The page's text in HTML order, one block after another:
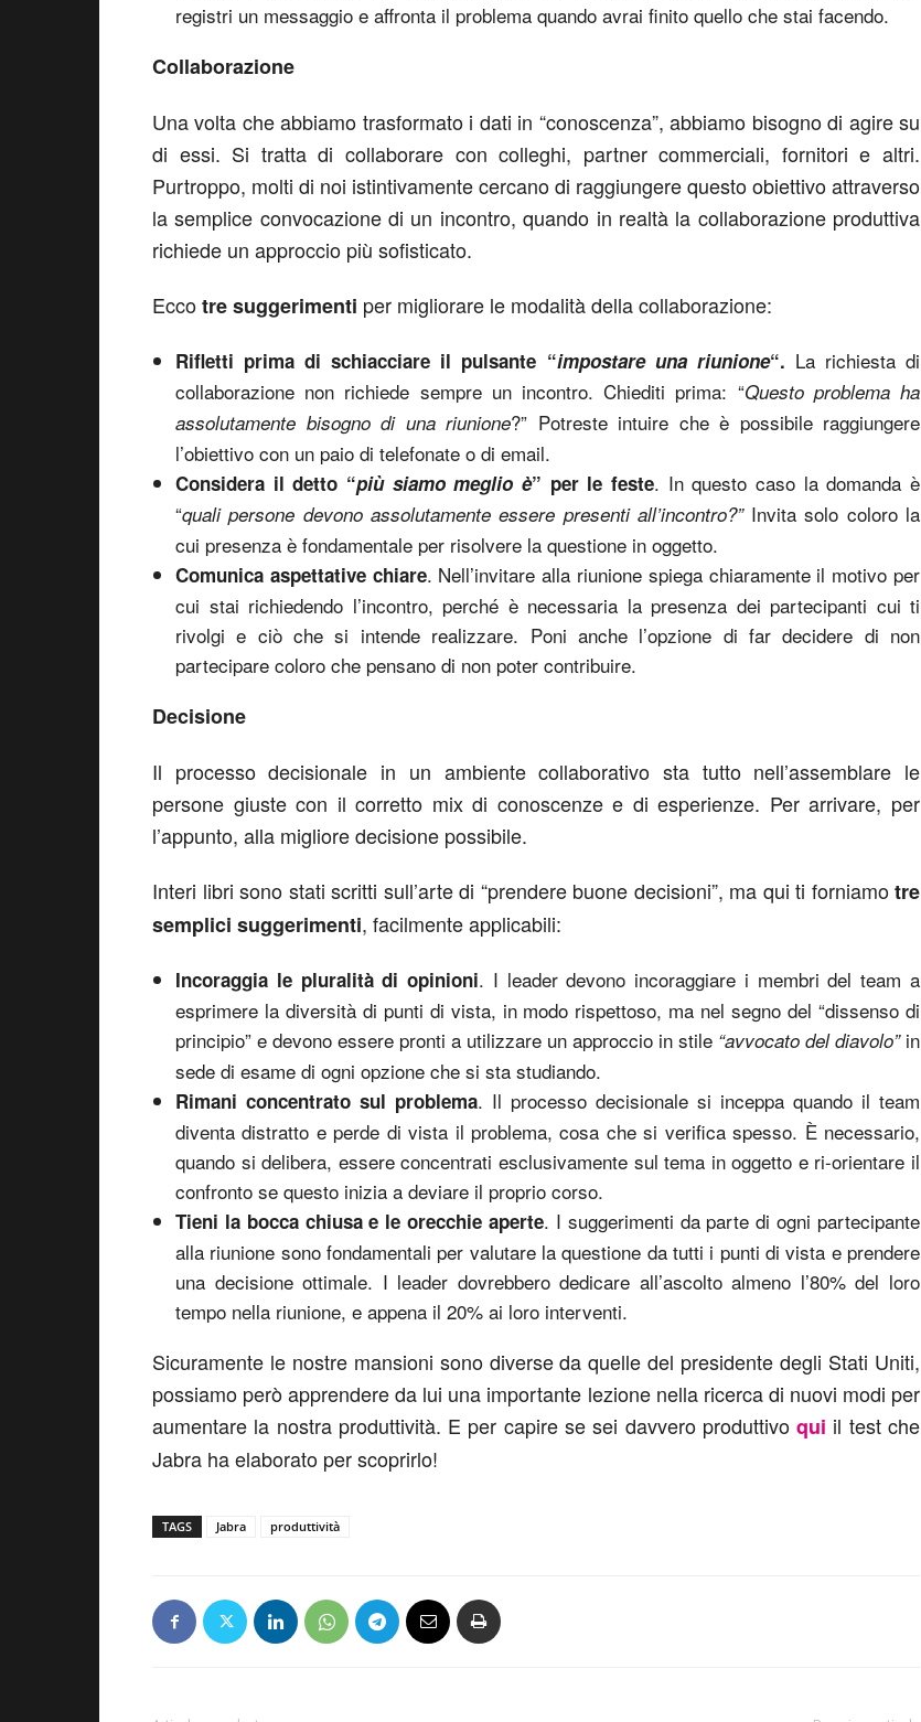
registri un messaggio e affronta il problema quando avrai finito quello che stai facendo.
Collaborazione
Una volta che abbiamo trasformato i dati in “conoscenza”, abbiamo bisogno di agire su
di essi. Si tratta di collaborare con colleghi, partner commerciali, fornitori e altri.
Purtroppo, molti di noi istintivamente cercano di raggiungere questo obiettivo attraverso
la semplice convocazione di un incontro, quando in realtà la collaborazione produttiva
richiede un approccio più sofisticato.
Eccotre suggerimenti per migliorare le modalità della collaborazione:
Rifletti prima di schiacciare il pulsante “impostare una riunione“. La richiesta di
collaborazione non richiede sempre un incontro. Chiediti prima: “Questo problema ha
assolutamente bisogno di una riunione?” Potreste intuire che è possibile raggiungere
l’obiettivo con un paio di telefonate o di email.
Considera il detto “più siamo meglio è” per le feste. In questo caso la domanda è
“quali persone devono assolutamente essere presenti all’incontro?”Invita solo coloro la
cui presenza è fondamentale per risolvere la questione in oggetto.
Comunica aspettative chiare. Nell’invitare alla riunione spiega chiaramente il motivo per
cui stai richiedendo l’incontro, perché è necessaria la presenza dei partecipanti cui ti
rivolgi e ciò che si intende realizzare. Poni anche l’opzione di far decidere di non
partecipare coloro che pensano di non poter contribuire.
Decisione
Il processo decisionale in un ambiente collaborativo sta tutto nell’assemblare le
persone giuste con il corretto mix di conoscenze e di esperienze. Per arrivare, per
l’appunto, alla migliore decisione possibile.
Interi libri sono stati scritti sull’arte di “prendere buone decisioni”, ma qui ti forniamotre
semplici suggerimenti, facilmente applicabili:
Incoraggia le pluralità di opinioni. I leader devono incoraggiare i membri del team a
esprimere la diversità di punti di vista, in modo rispettoso, ma nel segno del “dissenso di
principio” e devono essere pronti a utilizzare un approccio in stile “avvocato del diavolo”in
sede di esame di ogni opzione che si sta studiando.
Rimani concentrato sul problema. Il processo decisionale si inceppa quando il team
diventa distratto e perde di vista il problema, cosa che si verifica spesso. È necessario,
quando si delibera, essere concentrati esclusivamente sul tema in oggetto e ri-orientare il
confronto se questo inizia a deviare il proprio corso.
Tieni la bocca chiusa e le orecchie aperte. I suggerimenti da parte di ogni partecipante
alla riunione sono fondamentali per valutare la questione da tutti i punti di vista e prendere
una decisione ottimale. I leader dovrebbero dedicare all’ascolto almeno l’80% del loro
tempo nella riunione, e appena il 20% ai loro interventi.
Sicuramente le nostre mansioni sono diverse da quelle del presidente degli Stati Uniti,
possiamo però apprendere da lui una importante lezione nella ricerca di nuovi modi per
aumentare la nostra produttività. E per capire se sei davvero produttivoqui il test che
Jabra ha elaborato per scoprirlo!
TAGS Jabra produttività